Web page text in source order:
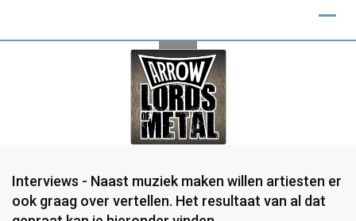
Interviews - Naast muziek maken willen artiesten er
ook graag over vertellen. Het resultaat van al dat